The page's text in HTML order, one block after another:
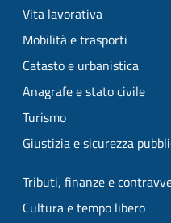
Vita lavorativa
Mobilità e trasporti
Catasto e urbanistica
Anagrafe e stato civile
Turismo
Giustizia e sicurezza
Tributi, finanze e
Cultura e tempo libero